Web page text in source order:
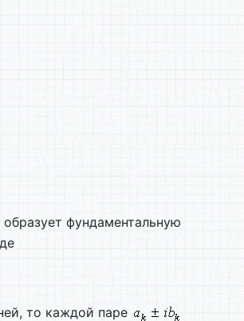
образует фундаментальную
то каждой паре